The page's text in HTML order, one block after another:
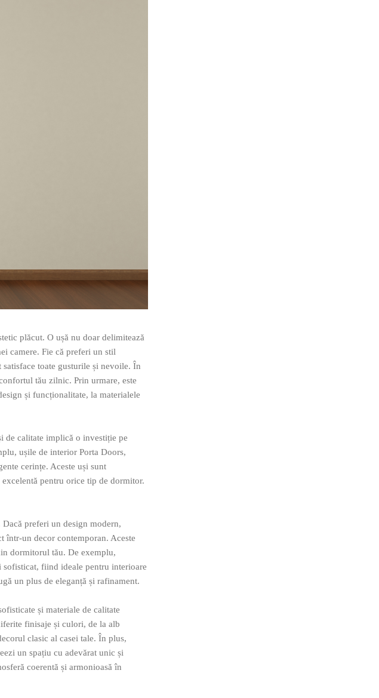
plăcut. O ușă nu doar delimitează
camere. Fie că preferi un stil
toate gusturile și nevoile. În
tău zilnic. Prin urmare, este
și funcționalitate, la materialele
de calitate implică o investiție pe
ușile de interior Porta Doors,
cerințe. Aceste uși sunt
pentru orice tip de dormitor.
preferi un design modern,
într-un decor contemporan. Aceste
dormitorul tău. De exemplu,
fiind ideale pentru interioare
un plus de eleganță și rafinament.
și materiale de calitate
finisaje și culori, de la alb
clasic al casei tale. În plus,
un spațiu cu adevărat unic și
coerentă și armonioasă în